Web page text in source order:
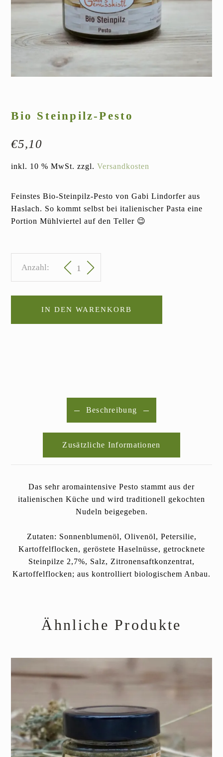
Bio Steinpilz-Pesto
€5,10
inkl. 10 % MwSt. zzgl.Versandkosten
Feinstes Bio-Steinpilz-Pesto von Gabi Lindorfer aus
Haslach. So kommt selbst bei italienischer Pasta eine
Portion Mühlviertel auf den Teller 😉
Bio Steinpilz-Pesto Anzahl
IN DEN WARENKORB
Beschreibung
Zusätzliche Informationen
Das sehr aromaintensive Pesto stammt aus der
italienischen Küche und wird traditionell gekochten
Nudeln beigegeben.
Zutaten: Sonnenblumenöl, Olivenöl, Petersilie,
Kartoffelflocken, geröstete Haselnüsse, getrocknete
Steinpilze 2,7%, Salz, Zitronensaftkonzentrat,
Kartoffelflocken; aus kontrolliert biologischem Anbau.
Ähnliche Produkte